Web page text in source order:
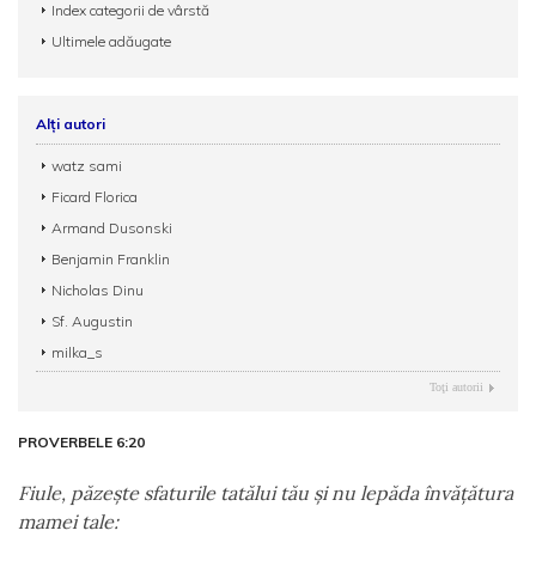
Index categorii de vârstă
Ultimele adăugate
Alți autori
watz sami
Ficard Florica
Armand Dusonski
Benjamin Franklin
Nicholas Dinu
Sf. Augustin
milka_s
Toţi autorii
PROVERBELE 6:20
Fiule, păzeşte sfaturile tatălui tău şi nu lepăda învăţătura
mamei tale: